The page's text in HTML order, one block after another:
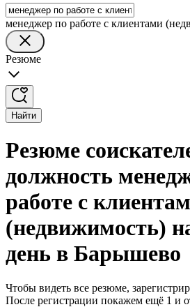
менеджер по работе с клиентами
Резюме
Найти
Резюме
должность
работе с
(недвижимость)
день в Барышево
Чтобы видеть все резюме,
После регистрации покажем ещё 1 и